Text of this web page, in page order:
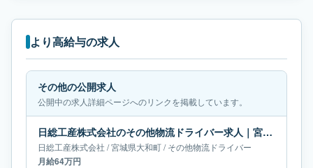
より高給与の求人
その他の公開求人
公開中の求人詳細ページへのリンクを掲載しています。
日総工産株式会社のその他物流ドライバー求人｜宮城県大和町｜月給64万円
日総工産株式会社 /宮城県大和町/その他物流ドライバー
月給64万円